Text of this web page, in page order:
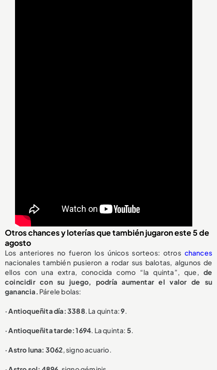
Otros chances y loterías que también jugaron este 5 de
agosto
Los anteriores no fueron los únicos sorteos: otros chances
nacionales también pusieron a rodar sus balotas, algunos de
ellos con una extra, conocida como “la quinta”, que, de
coincidir con su juego, podría aumentar el valor de su
ganancia. Párele bolas:
· Antioqueñita día: 3388. La quinta:9.
· Antioqueñita tarde: 1694. La quinta: 5.
· Astro luna: 3062, signo acuario.